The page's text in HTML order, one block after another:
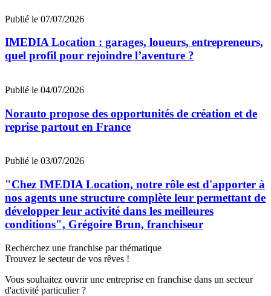
Publié le 07/07/2026
IMEDIA Location : garages, loueurs, entrepreneurs,
quel profil pour rejoindre l’aventure ?
Publié le 04/07/2026
Norauto propose des opportunités de création et de
reprise partout en France
Publié le 03/07/2026
"Chez IMEDIA Location, notre rôle est d'apporter à
nos agents une structure complète leur permettant de
développer leur activité dans les meilleures
conditions", Grégoire Brun, franchiseur
Recherchez une franchise par thématique
Trouvez le secteur de vos rêves !
Vous souhaitez ouvrir une entreprise en franchise dans un secteur
d'activité particulier ?